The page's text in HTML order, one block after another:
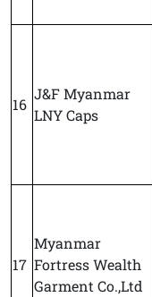
16
J&F Myanmar
LNY Caps
17
Myanmar
Fortress Wealth
Garment Co.,Ltd